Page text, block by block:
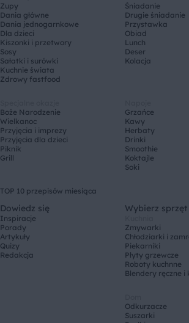
Zupy
Dania główne
Dania jednogarnkowe
Dla dzieci
Kiszonki i przetwory
Sosy
Sałatki i surówki
Kuchnie świata
Zdrowy fastfood
Śniadanie
Drugie śniadanie
Przystawka
Obiad
Lunch
Deser
Kolacja
Boże Narodzenie
Wielkanoc
Przyjęcia i imprezy
Przyjęcia dla dzieci
Piknik
Grill
Grzańce
Kawy
Herbaty
Drinki
Smoothie
Koktajle
Soki
TOP 10 przepisów miesiąca
Dowiedz się
Inspiracje
Porady
Artykuły
Quizy
Redakcja
Wybierz sprzęt
Zmywarki
Chłodziarki i
Piekarniki
Płyty grzewcze
Roboty kuchnne
Blendery ręczne i
Odkurzacze
Suszarki